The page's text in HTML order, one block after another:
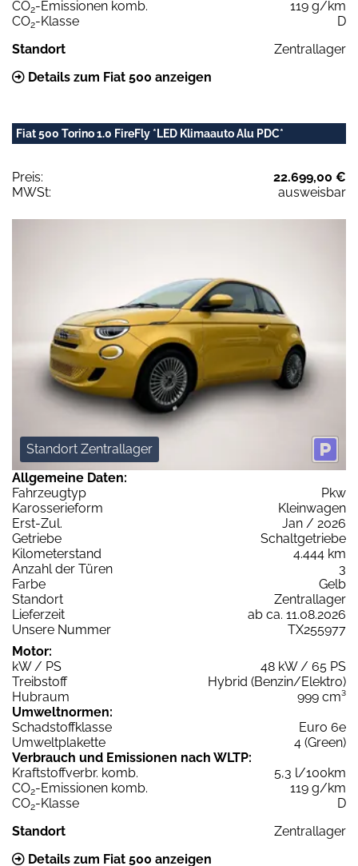
CO2-Emissionen komb.
119 g/km
CO2-Klasse
D
Standort
Zentrallager
Details zum Fiat 500 anzeigen
Fiat 500 Torino 1.0 FireFly *LED Klimaauto Alu PDC*
Preis:
22.699,00 €
MWSt:
ausweisbar
Standort Zentrallager
Allgemeine Daten:
Fahrzeugtyp
Pkw
Karosserieform
Kleinwagen
Erst-Zul.
Jan / 2026
Getriebe
Schaltgetriebe
Kilometerstand
4.444 km
Anzahl der Türen
3
Farbe
Gelb
Standort
Zentrallager
Lieferzeit
ab ca. 11.08.2026
Unsere Nummer
TX255977
Motor:
kW / PS
48 kW / 65 PS
Treibstoff
Hybrid (Benzin/Elektro)
Hubraum
999 cm³
Umweltnormen:
Schadstoffklasse
Euro 6e
Umweltplakette
4 (Green)
Verbrauch und Emissionen nach WLTP:
Kraftstoffverbr. komb.
5,3 l/100km
CO2-Emissionen komb.
119 g/km
CO2-Klasse
D
Standort
Zentrallager
Details zum Fiat 500 anzeigen